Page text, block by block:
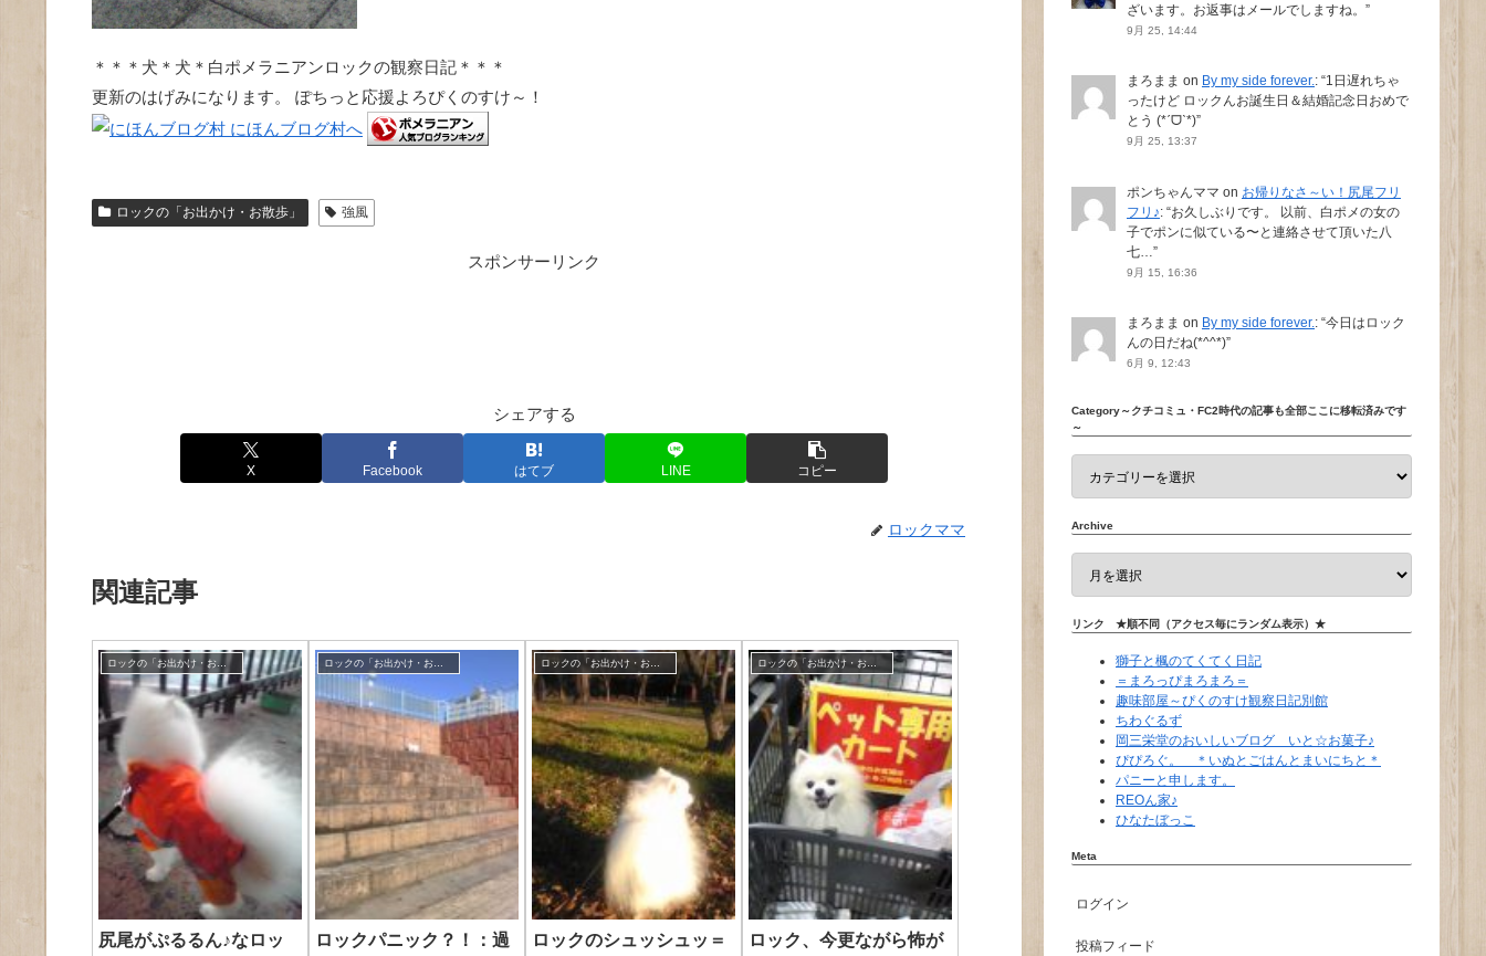
＊＊＊犬＊犬＊白ポメラニアンロックの観察日記＊＊＊
更新のはげみになります。 ぽちっと応援よろぴくのすけ～！
ロックの「お出かけ・お散歩」 強風
スポンサーリンク
シェアする
X Facebook はてブ LINE コピー
ロックママ
関連記事
ロックの「お出かけ・お散歩」
尻尾がぷるるん♪なロッ
ロックの「お出かけ・お散歩」
ロックパニック？！：過
ロックの「お出かけ・お散歩」
ロックのシュッシュッ＝
ロックの「お出かけ・お散歩」
ロック、今更ながら怖が
ざいます。お返事はメールでしますね。 ”
9月 25, 14:44
まろまま on By my side forever.: “1日遅れちゃ
ったけど ロックんお誕生日＆結婚記念日おめで
とう (*ˊᗜˋ*)”
9月 25, 13:37
ポンちゃんママ on お帰りなさ～い！尻尾フリ
フリ♪: “お久しぶりです。 以前、白ポメの女の
子でポンに似ている〜と連絡させて頂いた八
七… ”
9月 15, 16:36
まろまま on By my side forever.: “今日はロック
んの日だね(*^^*)”
6月 9, 12:43
Category～クチコミュ・FC2時代の記事も全部ここに移転済みです
～
Archive
リンク ★順不同（アクセス毎にランダム表示）★
獅子と楓のてくてく日記
＝まろっぴまろまろ＝
趣味部屋～ぴくのすけ観察日記別館
ちわぐるず
岡三栄堂のおいしいブログ いと☆お菓子♪
ぴぴろぐ。 ＊いぬとごはんとまいにちと＊
パニーと申します。
REOん家♪
ひなたぼっこ
Meta
ログイン
投稿フィード